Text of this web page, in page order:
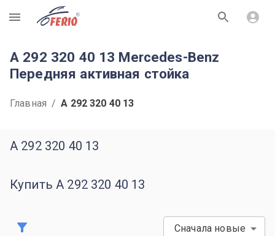
R
A 292 320 40 13 Mercedes-Benz
Передняя активная стойка
Главная / A 292 320 40 13
A 292 320 40 13
Купить A 292 320 40 13
Сначала новые